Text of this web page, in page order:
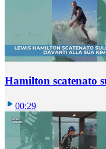
Hamilton scatenato
00:29